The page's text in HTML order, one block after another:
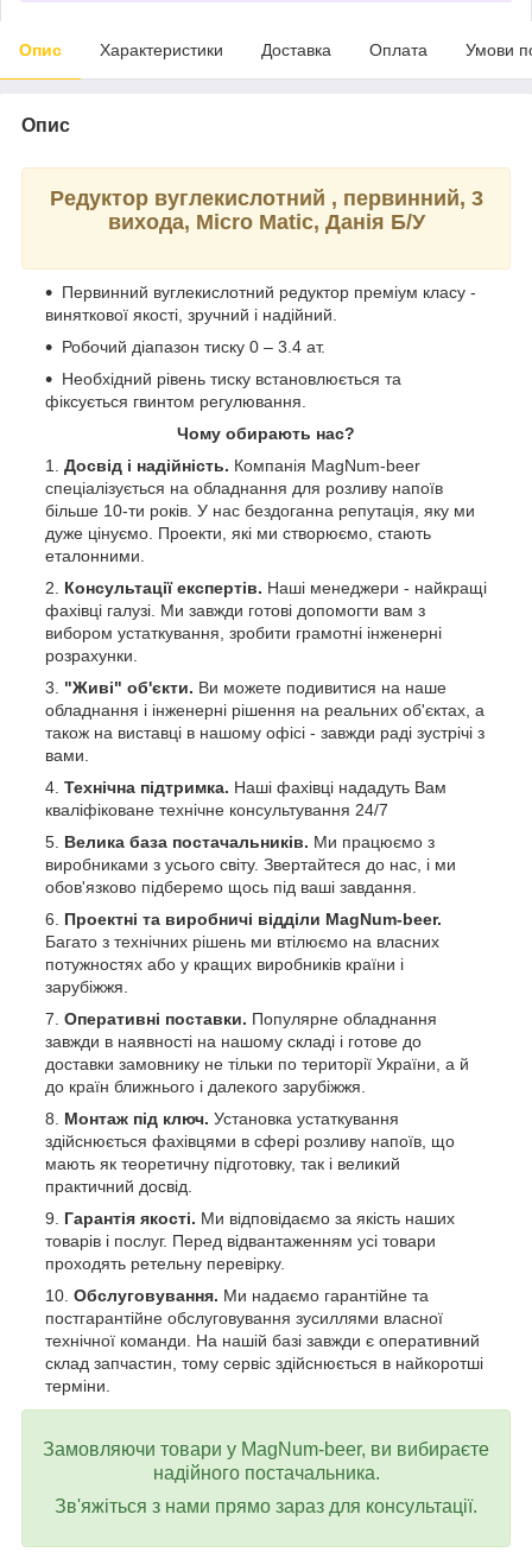
Опис Характеристики Доставка Оплата Умови
Опис
Редуктор вуглекислотний , первинний, 3
вихода, Micro Matic, Данія Б/У
Первинний вуглекислотний редуктор преміум класу -
виняткової якості, зручний і надійний.
Робочий діапазон тиску 0 – 3.4 ат.
Необхідний рівень тиску встановлюється та
фіксується гвинтом регулювання.
Чому обирають нас?
Досвід і надійність. Компанія MagNum-beer
спеціалізується на обладнання для розливу напоїв
більше 10-ти років. У нас бездоганна репутація, яку ми
дуже цінуємо. Проекти, які ми створюємо, стають
еталонними.
Консультації експертів. Наші менеджери - найкращі
фахівці галузі. Ми завжди готові допомогти вам з
вибором устаткування, зробити грамотні інженерні
розрахунки.
"Живі" об'єкти. Ви можете подивитися на наше
обладнання і інженерні рішення на реальних об'єктах, а
також на виставці в нашому офісі - завжди раді зустрічі з
вами.
Технічна підтримка. Наші фахівці нададуть Вам
кваліфіковане технічне консультування 24/7
Велика база постачальників. Ми працюємо з
виробниками з усього світу. Звертайтеся до нас, і ми
обов'язково підберемо щось під ваші завдання.
Проектні та виробничі відділи MagNum-beer.
Багато з технічних рішень ми втілюємо на власних
потужностях або у кращих виробників країни і
зарубіжжя.
Оперативні поставки. Популярне обладнання
завжди в наявності на нашому складі і готове до
доставки замовнику не тільки по території України, а й
до країн ближнього і далекого зарубіжжя.
Монтаж під ключ. Установка устаткування
здійснюється фахівцями в сфері розливу напоїв, що
мають як теоретичну підготовку, так і великий
практичний досвід.
Гарантія якості. Ми відповідаємо за якість наших
товарів і послуг. Перед відвантаженням усі товари
проходять ретельну перевірку.
Обслуговування. Ми надаємо гарантійне та
постгарантійне обслуговування зусиллями власної
технічної команди. На нашій базі завжди є оперативний
склад запчастин, тому сервіс здійснюється в найкоротші
терміни.
Замовляючи товари у MagNum-beer, ви вибираєте
надійного постачальника.
Зв'яжіться з нами прямо зараз для консультації.